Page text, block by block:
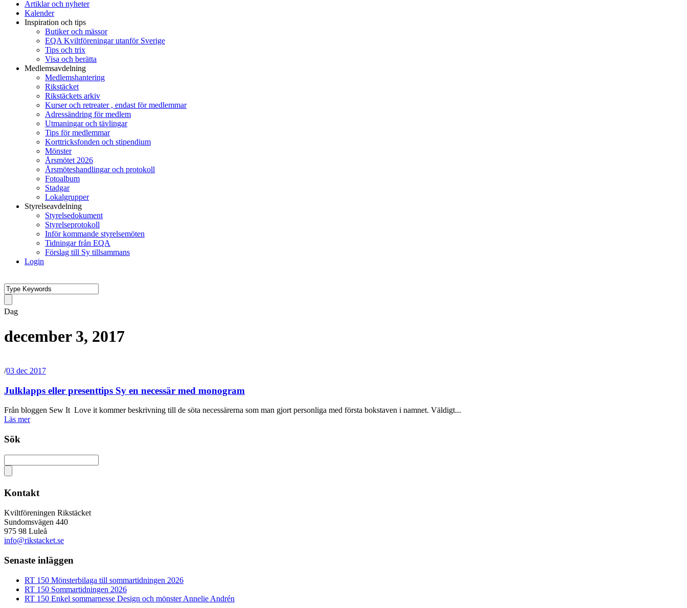
Artiklar och nyheter
Kalender
Inspiration och tips
Butiker och mässor
EQA Kviltföreningar utanför Sverige
Tips och trix
Visa och berätta
Medlemsavdelning
Medlemshantering
Rikstäcket
Rikstäckets arkiv
Kurser och retreater , endast för medlemmar
Adressändring för medlem
Utmaningar och tävlingar
Tips för medlemmar
Korttricksfonden och stipendium
Mönster
Årsmötet 2026
Årsmöteshandlingar och protokoll
Fotoalbum
Stadgar
Lokalgrupper
Styrelseavdelning
Styrelsedokument
Styrelseprotokoll
Inför kommande styrelsemöten
Tidningar från EQA
Förslag till Sy tillsammans
Login
Dag
december 3, 2017
/03 dec 2017
Julklapps eller presenttips Sy en necessär med monogram
Från bloggen Sew It Love it kommer beskrivning till de söta necessärerna som man gjort personliga med första bokstaven i namnet. Väldigt...
Läs mer
Sök
Kontakt
Kviltföreningen Rikstäcket
Sundomsvägen 440
975 98 Luleå
info@rikstacket.se
Senaste inläggen
RT 150 Mönsterbilaga till sommartidningen 2026
RT 150 Sommartidningen 2026
RT 150 Enkel sommarnesse Design och mönster Annelie Andrén